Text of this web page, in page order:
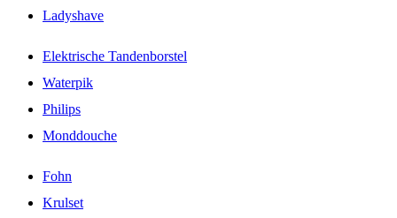
Ladyshave
Elektrische Tandenborstel
Waterpik
Philips
Monddouche
Fohn
Krulset